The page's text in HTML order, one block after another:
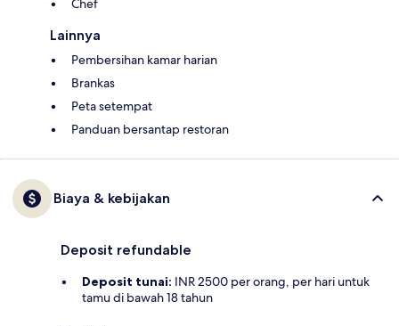
Chef
Lainnya
Pembersihan kamar harian
Brankas
Peta setempat
Panduan bersantap restoran
Biaya & kebijakan
Deposit refundable
Deposit tunai: INR 2500 per orang, per hari untuk
tamu di bawah 18 tahun